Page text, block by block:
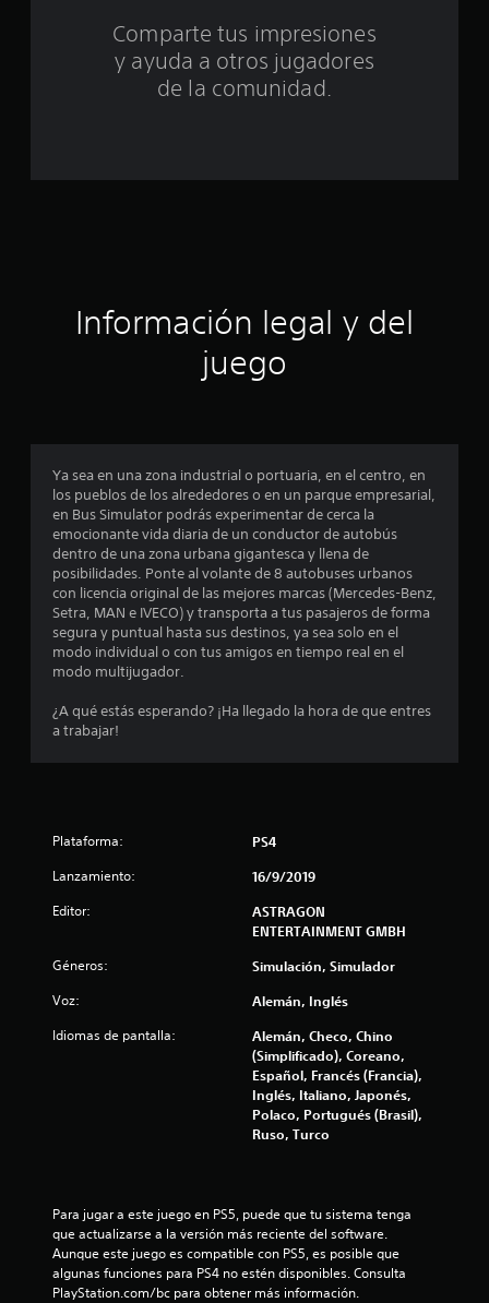
i
o
e
s
t
r
e
a
6
9
c
i
f
Comparte tus impresiones
y ayuda a otros jugadores
de la comunidad.
Información legal y del
juego
Ya sea en una zona industrial o portuaria, en el centro, en
los pueblos de los alrededores o en un parque empresarial,
en Bus Simulator podrás experimentar de cerca la
emocionante vida diaria de un conductor de autobús
dentro de una zona urbana gigantesca y llena de
posibilidades. Ponte al volante de 8 autobuses urbanos
con licencia original de las mejores marcas (Mercedes-Benz,
Setra, MAN e IVECO) y transporta a tus pasajeros de forma
segura y puntual hasta sus destinos, ya sea solo en el
modo individual o con tus amigos en tiempo real en el
modo multijugador.
¿A qué estás esperando? ¡Ha llegado la hora de que entres
a trabajar!
Plataforma: PS4
Lanzamiento: 16/9/2019
Editor:
ASTRAGON
ENTERTAINMENT GMBH
Géneros: Simulación, Simulador
Voz: Alemán, Inglés
Idiomas de pantalla:
Alemán, Checo, Chino
(Simplificado), Coreano,
Español, Francés (Francia),
Inglés, Italiano, Japonés,
Polaco, Portugués (Brasil),
Ruso, Turco
Para jugar a este juego en PS5, puede que tu sistema tenga
que actualizarse a la versión más reciente del software.
Aunque este juego es compatible con PS5, es posible que
algunas funciones para PS4 no estén disponibles. Consulta
PlayStation.com/bc para obtener más información.